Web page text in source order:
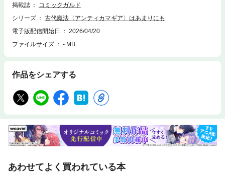
掲載誌
コミックガルド
シリーズ
古代魔法〈アンティカマギア〉はあまりにも
電子版配信開始日
2026/04/20
ファイルサイズ
- MB
作品をシェアする
あわせてよく買われている本